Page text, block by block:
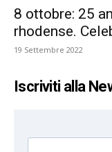
8 ottobre: 25
rhodense.
19 Settembre 2022
Iscriviti alla